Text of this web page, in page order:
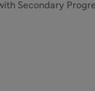
Secondary